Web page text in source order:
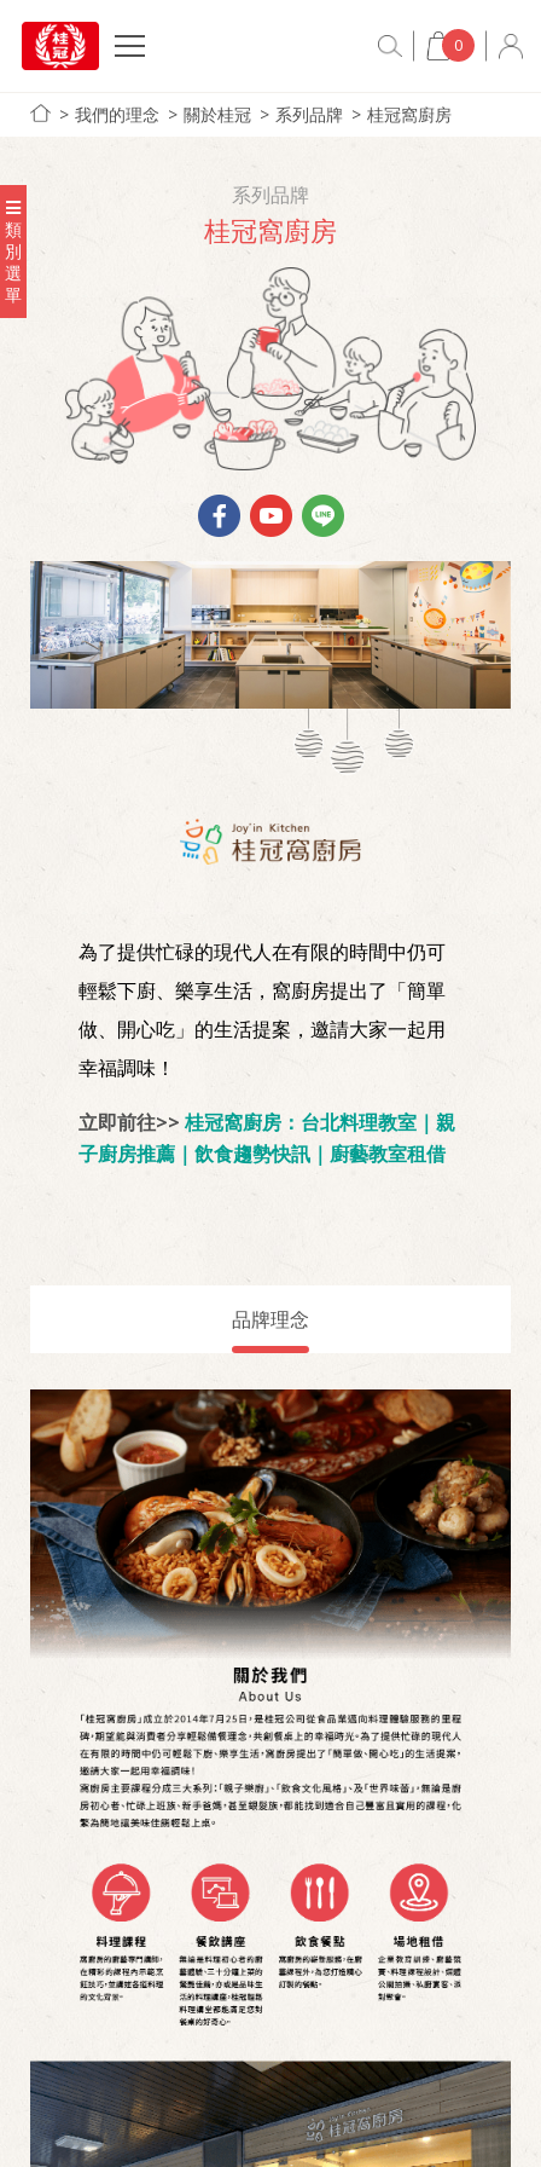
0
我們的理念 關於桂冠 系列品牌 桂冠窩廚房
類
別
選
單
系列品牌
桂冠窩廚房
為了提供忙碌的現代人在有限的時間中仍可
輕鬆下廚、樂享生活，窩廚房提出了「簡單
做、開心吃」的生活提案，邀請大家一起用
幸福調味！
立即前往>>桂冠窩廚房：台北料理教室｜親
子廚房推薦｜飲食趨勢快訊｜廚藝教室租借
品牌理念